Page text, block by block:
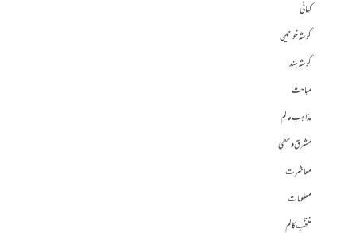
کہانی
گوشہ خواتین
گوشہ ہند
مباحث
مذاہب عالم
مشرق وسطی
معاشرت
معلومات
منتخب کالم